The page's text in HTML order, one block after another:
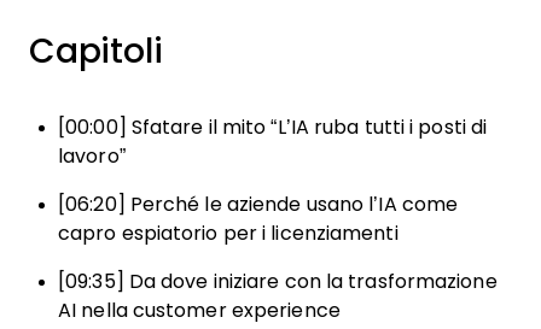
Capitoli
[00:00] Sfatare il mito “L’IA ruba tutti i posti di
lavoro”
[06:20] Perché le aziende usano l’IA come
capro espiatorio per i licenziamenti
[09:35] Da dove iniziare con la trasformazione
AI nella customer experience